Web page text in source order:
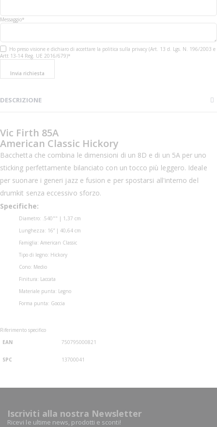
Messaggio*
Ho preso visione e dichiaro di accettare la politica sulla privacy (Art. 13 d. Lgs. N. 196/2003 e
Artt 13-14 Reg. UE 2016/679)*
Invia richiesta
DESCRIZIONE
Vic Firth 85A
American Classic Hickory
Bacchetta che combina le dimensioni di un 8D e di un 5A per uno
sticking perfettamente bilanciato con un tocco più leggero. Ideale
per suonare i generi jazz e fusion e per spostarsi all'interno del
drumkit senza eccessivo sforzo.
Specifiche:
Diametro: .540"" | 1,37 cm
Lunghezza: 16” | 40,64 cm
Famiglia: American Classic
Tipo di legno: Hickory
Cono: Medio
Finitura: Laccata
Materiale punta: Legno
Forma punta: Goccia
Riferimento specifico
EAN
750795000821
SPC 13700041
Iscriviti alla nostra Newsletter
Ricevi le ultime news, prodotti e sconti!